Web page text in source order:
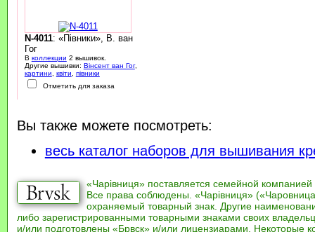
N-4011: «Півники», В. ван
Гог
В коллекции 2 вышивок.
Другие вышивки: Вінсент ван Гог,
картини
квіти
півники
Отметить для заказа
Вы также можете посмотреть:
весь каталог наборов для вышивания
«Чарівниця» поставляется семейной компанией
Все права соблюдены. «Чарівниця»
охраняемый товарный знак. Другие
либо зарегистрированными товарными знаками своих
и/или подготовлены «Брвск» и/или лицензиарами. Некоторые